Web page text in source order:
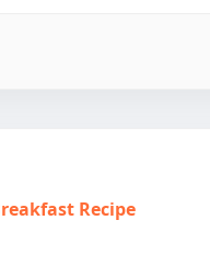
Recipe